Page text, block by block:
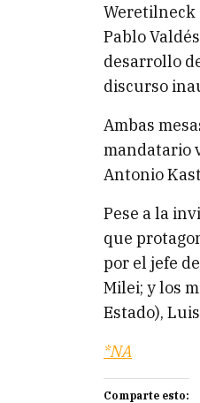
Weretilneck
Pablo
desarrollo
discurso
Ambas
mandatario
Antonio
Pese a la
que
por el jefe
Milei; y los
Estado),
*NA
Comparte esto: